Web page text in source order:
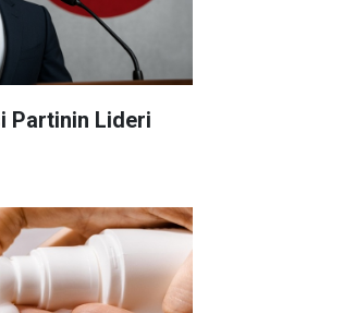
Partinin Lideri